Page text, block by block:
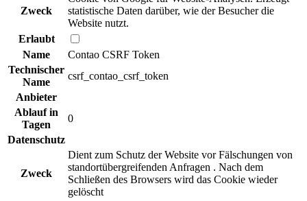
Zweck
statistische Daten darüber, wie der Besucher die
Website nutzt.
Erlaubt
Name
Contao CSRF Token
Technischer
Name
csrf_contao_csrf_token
Anbieter
Ablauf in
Tagen
0
Datenschutz
Zweck
Dient zum Schutz der Website vor Fälschungen von
standortübergreifenden Anfragen . Nach dem
Schließen des Browsers wird das Cookie wieder
gelöscht